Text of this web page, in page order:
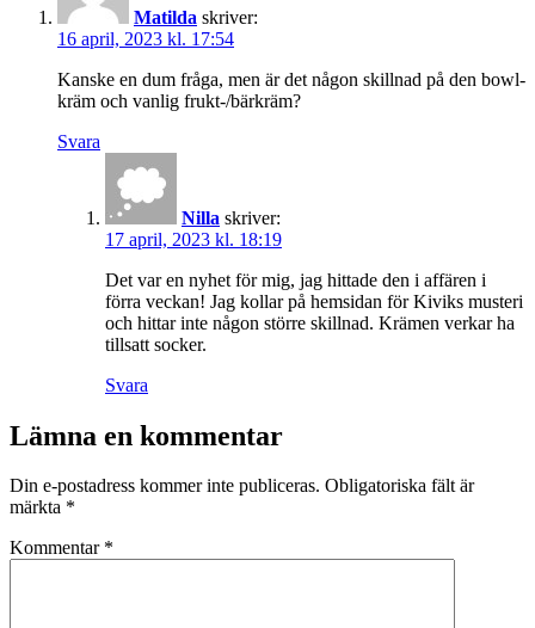
Matilda skriver:
16 april, 2023 kl. 17:54
Kanske en dum fråga, men är det någon skillnad på den bowl-
kräm och vanlig frukt-/bärkräm?
Svara
Nilla skriver:
17 april, 2023 kl. 18:19
Det var en nyhet för mig, jag hittade den i affären i
förra veckan! Jag kollar på hemsidan för Kiviks musteri
och hittar inte någon större skillnad. Krämen verkar ha
tillsatt socker.
Svara
Lämna en kommentar
Din e-postadress kommer inte publiceras. Obligatoriska fält är
märkta *
Kommentar *